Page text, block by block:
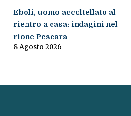
Eboli, uomo accoltellato al
rientro a casa: indagini nel
rione Pescara
8 Agosto 2026